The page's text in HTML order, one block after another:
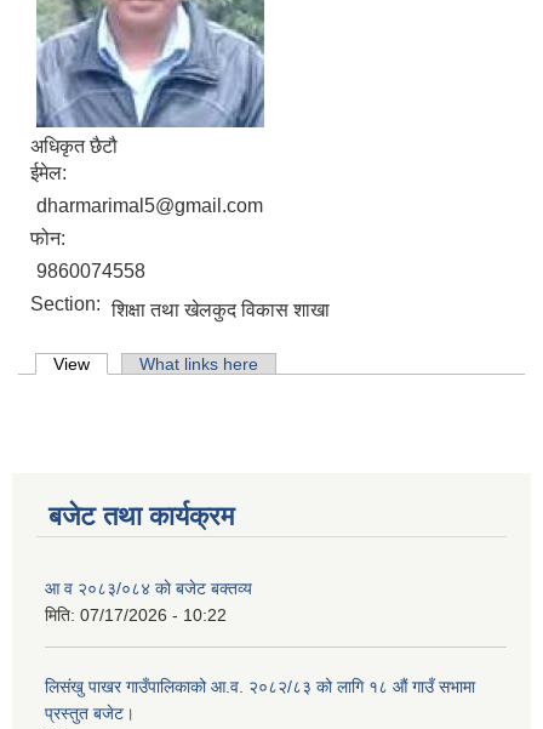
अधिकृत छैटौ
ईमेल:
dharmarimal5@gmail.com
फोन:
9860074558
Section: शिक्षा तथा खेलकुद विकास शाखा
Primary tabs
View (active tab)What links here
बजेट तथा कार्यक्रम
आ व २०८३/०८४ काे बजेट बक्तव्य
मिति: 07/17/2026 - 10:22
लिसंखु पाखर गाउँपालिकाको आ.व. २०८२/८३ को लागि १८ औं गाउँ सभामा
प्रस्तुत बजेट।